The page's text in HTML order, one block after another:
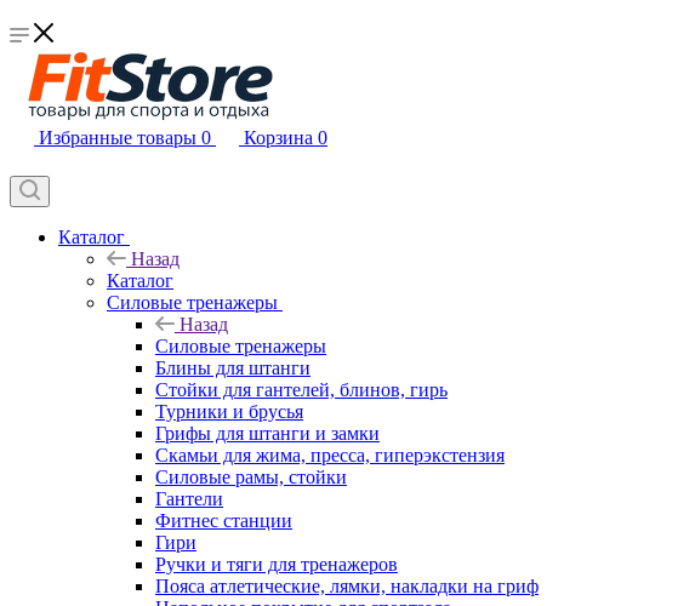
Избранные товары 0 Корзина 0
Каталог
Назад
Каталог
Силовые тренажеры
Назад
Силовые тренажеры
Блины для штанги
Стойки для гантелей, блинов, гирь
Турники и брусья
Грифы для штанги и замки
Скамьи для жима, пресса, гиперэкстензия
Силовые рамы, стойки
Гантели
Фитнес станции
Гири
Ручки и тяги для тренажеров
Пояса атлетические, лямки, накладки на гриф